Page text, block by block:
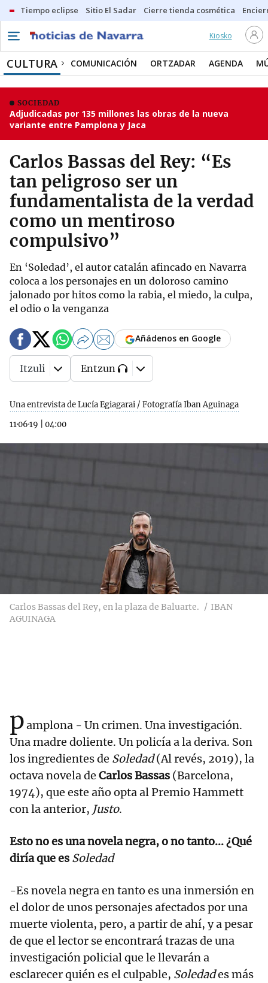
Tiempo eclipse Sitio El Sadar Cierre tienda cosmética
Kiosko
CULTURA COMUNICACIÓN ORTZADAR AGENDA
SOCIEDAD
Adjudicadas por 135 millones las obras de la nueva
variante entre Pamplona y Jaca
Carlos Bassas del Rey: “Es
tan peligroso ser un
fundamentalista de la verdad
como un mentiroso
compulsivo”
En ‘Soledad’, el autor catalán afincado en Navarra
coloca a los personajes en un doloroso camino
jalonado por hitos como la rabia, el miedo, la culpa,
el odio o la venganza
Una entrevista de Lucía Egiagarai / Fotografía Iban Aguinaga
11·06·19
04:00
Añádenos en Google
Itzuli Entzun
Carlos Bassas del Rey, en la plaza de Baluarte.
IBAN
AGUINAGA
pamplona - Un crimen. Una investigación.
Una madre doliente. Un policía a la deriva. Son
los ingredientes de Soledad(Al revés, 2019), la
octava novela de Carlos Bassas (Barcelona,
1974), que este año opta al Premio Hammett
con la anterior, Justo.
Esto no es una novela negra, o no tanto... ¿Qué
diría que es Soledad
-Es novela negra en tanto es una inmersión en
el dolor de unos personajes afectados por una
muerte violenta, pero, a partir de ahí, y a pesar
de que el lector se encontrará trazas de una
investigación policial que le llevarán a
esclarecer quién es el culpable, Soledades más